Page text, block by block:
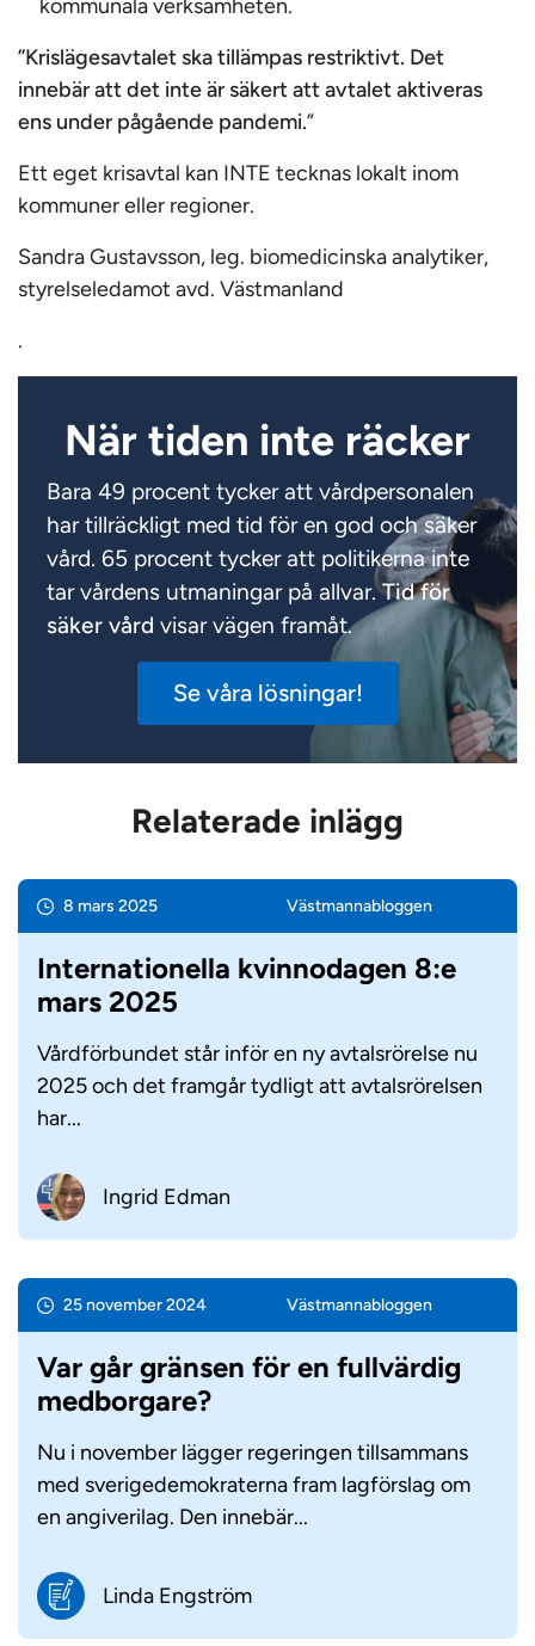
kommunala verksamheten.
”Krislägesavtalet ska tillämpas restriktivt. Det
innebär att det inte är säkert att avtalet aktiveras
ens under pågående pandemi.”
Ett eget krisavtal kan INTE tecknas lokalt inom
kommuner eller regioner.
Sandra Gustavsson, leg. biomedicinska analytiker,
styrelseledamot avd. Västmanland
.
När tiden inte räcker
Bara 49 procent tycker att vårdpersonalen
har tillräckligt med tid för en god och säker
vård. 65 procent tycker att politikerna inte
tar vårdens utmaningar på allvar.Tid för
säker vård visar vägen framåt.
Se våra lösningar!
Relaterade inlägg
8 mars 2025 Västmanna­bloggen
Internationella kvinnodagen 8:e
mars 2025
Vårdförbundet står inför en ny avtalsrörelse nu
2025 och det framgår tydligt att avtalsrörelsen
har...
Ingrid Edman
25 november 2024 Västmanna­bloggen
Var går gränsen för en fullvärdig
medborgare?
Nu i november lägger regeringen tillsammans
med sverigedemokraterna fram lagförslag om
en angiverilag. Den innebär...
Linda Engström